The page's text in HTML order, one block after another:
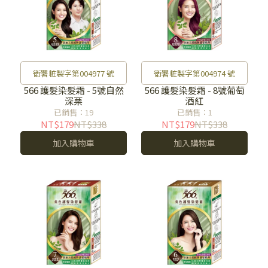
衛署粧製字第004977 號
566 護髮染髮霜 - 5號自然
深栗
已銷售：19
NT$179NT$338
加入購物車
衛署粧製字第004974 號
566 護髮染髮霜 - 8號葡萄
酒紅
已銷售：1
NT$179NT$338
加入購物車